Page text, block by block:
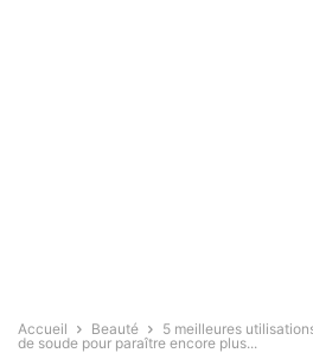
Accueil Beauté
5 meilleures
de soude pour paraître encore plus...